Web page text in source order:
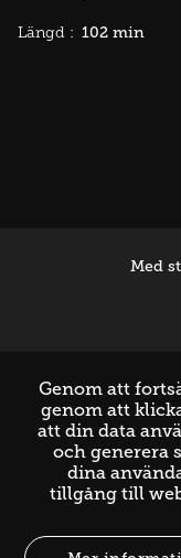
Längd : 102 min
Med
Genom att
genom att
att din data
och generera
dina
tillgång till